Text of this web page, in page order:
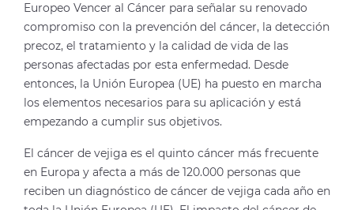
Europeo Vencer al Cáncer para señalar su renovado
compromiso con la prevención del cáncer, la detección
precoz, el tratamiento y la calidad de vida de las
personas afectadas por esta enfermedad. Desde
entonces, la Unión Europea (UE) ha puesto en marcha
los elementos necesarios para su aplicación y está
empezando a cumplir sus objetivos.
El cáncer de vejiga es el quinto cáncer más frecuente
en Europa y afecta a más de 120.000 personas que
reciben un diagnóstico de cáncer de vejiga cada año en